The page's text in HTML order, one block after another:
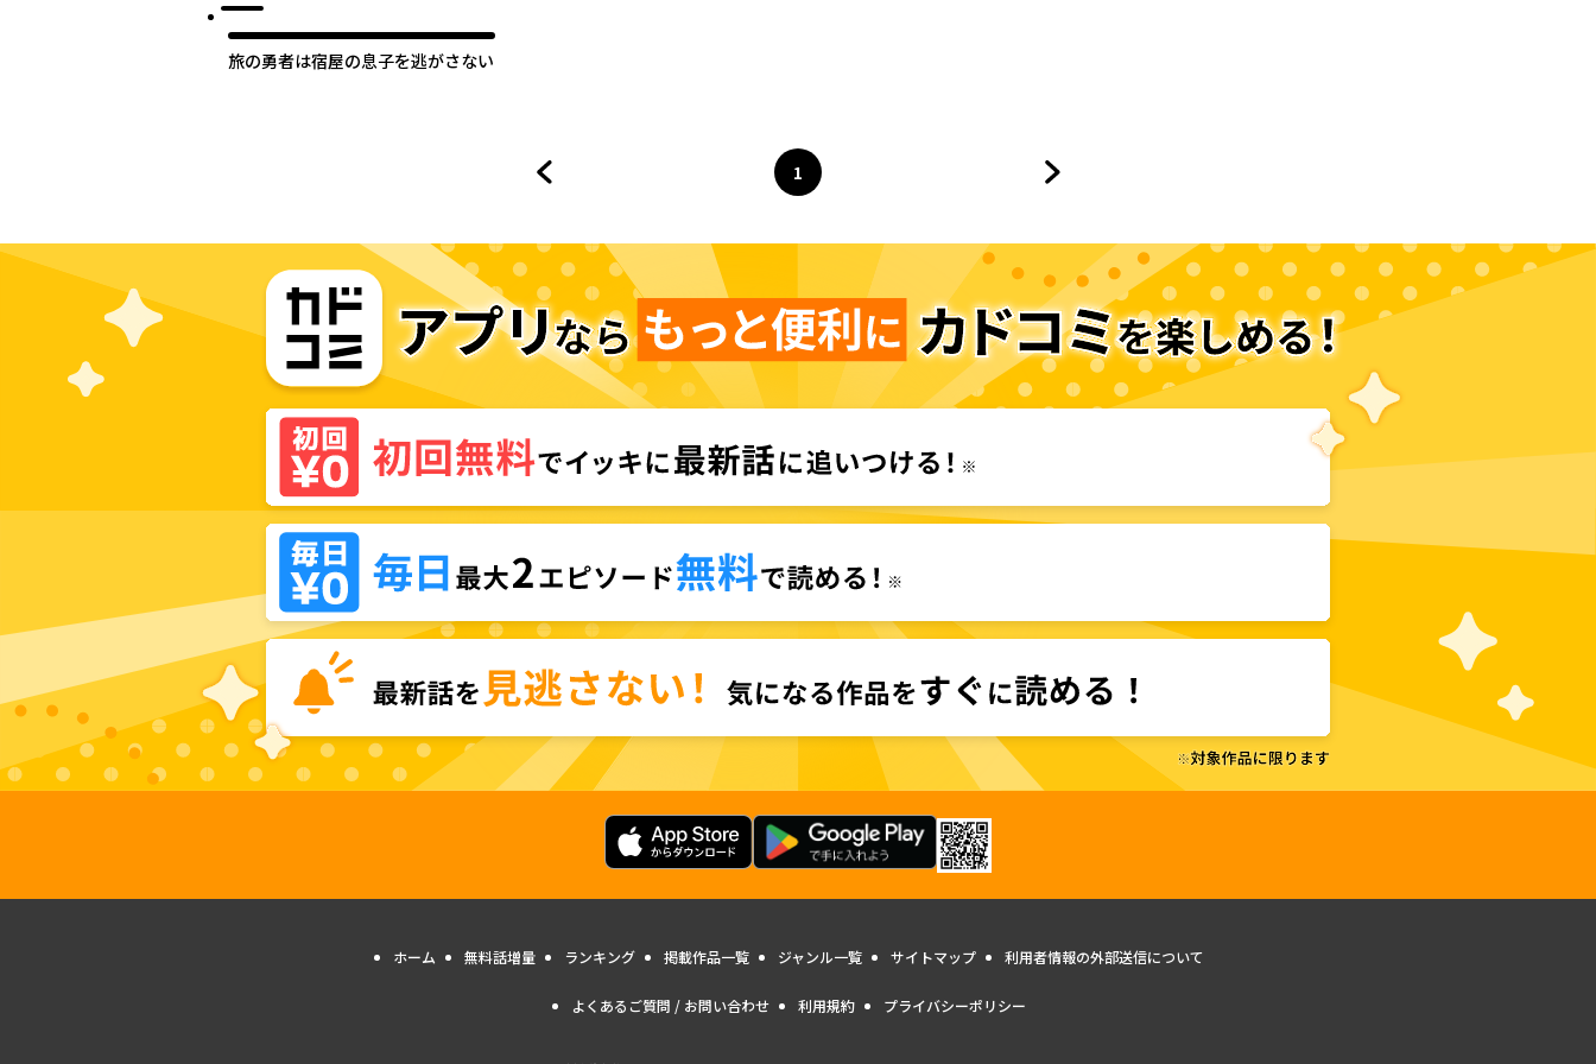
旅の勇者は宿屋の息子を逃がさない
ページ
1
へ
ホーム 無料話増量 ランキング 掲載作品一覧 ジャンル一覧 サイトマップ 利用者情報の外部送信について
よくあるご質問 / お問い合わせ 利用規約 プライバシーポリシー